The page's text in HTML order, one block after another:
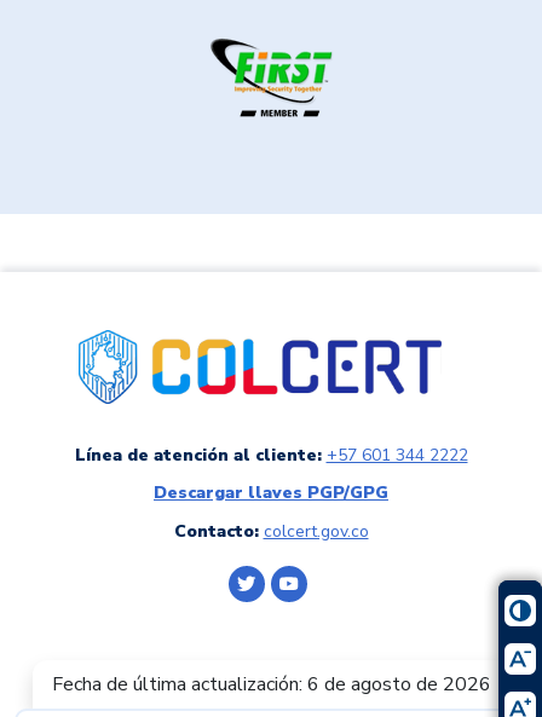
link a colCERT
Línea de atención al cliente: +57 601 344 2222
Descargar llaves PGP/GPG
Contacto: colcert.gov.co
Logo Twitter
Fecha de última actualización: 6 de agosto de 2026